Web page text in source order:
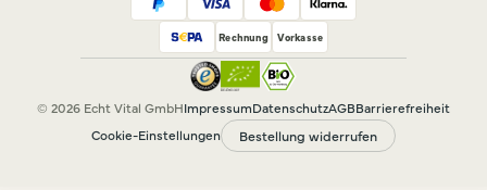
Rechnung Vorkasse
© 2026 Echt Vital GmbHImpressumDatenschutzAGBBarrierefreiheit
Cookie-Einstellungen
Bestellung widerrufen